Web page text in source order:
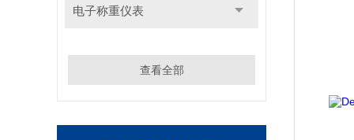
电子称重仪表
查看全部